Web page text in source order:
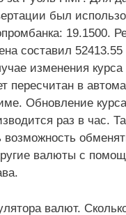
был
19.1500.
составил
изменения курса
пересчитан в
Обновление курса
раз в час.
возможность
валюты с
валют.